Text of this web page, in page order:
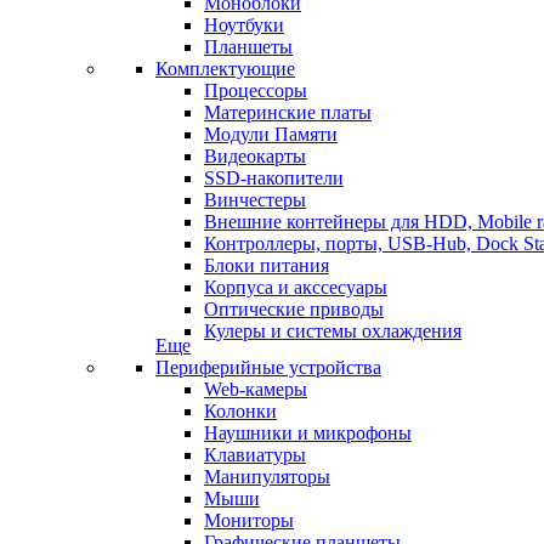
Ноутбуки
Планшеты
Комплектующие
Процессоры
Материнские платы
Модули Памяти
Видеокарты
SSD-накопители
Винчестеры
Внешние контейнеры для HDD, Mobile
Контроллеры, порты, USB-Hub, Dock
Блоки питания
Корпуса и акссесуары
Оптические приводы
Кулеры и системы охлаждения
Еще
Периферийные устройства
Web-камеры
Колонки
Наушники и микрофоны
Клавиатуры
Манипуляторы
Мыши
Мониторы